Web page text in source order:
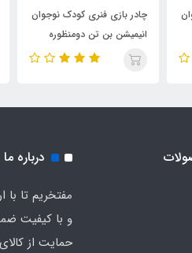
چادر بازی فنری کودک نوجوان
انیمیشن بن تن دومنظوره
دیجی چادر
درباره ما
مفتخریم تا با
و با کیفیت
حمایت از